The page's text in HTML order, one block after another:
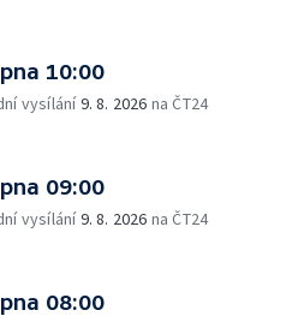
10:00
vysílání9. 8. 2026 na ČT24
09:00
vysílání9. 8. 2026 na ČT24
08:00